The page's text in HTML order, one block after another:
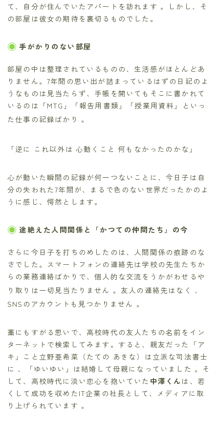
て、自分が住んでいたアパートを訪れます 。しかし、そ
の部屋は彼女の期待を裏切るものでした。
手がかりのない部屋
部屋の中は整理されているものの、生活感がほとんどあ
りません。7年間の思い出が詰まっているはずの日記のよ
うなものは見当たらず、手帳を開いてもそこに書かれて
いるのは「MTG」「報告用書類」「授業用資料」といっ
た仕事の記録ばかり 。
「逆に これ以外は 心動くこと 何もなかったのかな」
心が動いた瞬間の記録が何一つないことに、今日子は自
分の失われた7年間が、まるで色のない世界だったかのよ
うに感じ、愕然とします。
途絶えた人間関係と「かつての仲間たち」の今
さらに今日子を打ちのめしたのは、人間関係の痕跡のな
さでした。スマートフォンの連絡先は学校の先生たちか
らの業務連絡ばかりで、個人的な交流をうかがわせるや
り取りは一切見当たりません 。友人の連絡先はなく 、
SNSのアカウントも見つかりません 。
藁にもすがる思いで、高校時代の友人たちの名前をイン
ターネットで検索してみます。すると、親友だった「ア
キ」こと立野亜希菜（たての あきな）は立派な司法書士
に 、「ゆいゆい」は結婚して母親になっていました 。そ
して、高校時代に淡い恋心を抱いていた 中澤くん は、若
くして成功を収めたIT企業の社長として、メディアに取
り上げられています 。